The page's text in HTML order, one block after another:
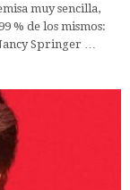
muy sencilla,
% de los mismos:
Springer …